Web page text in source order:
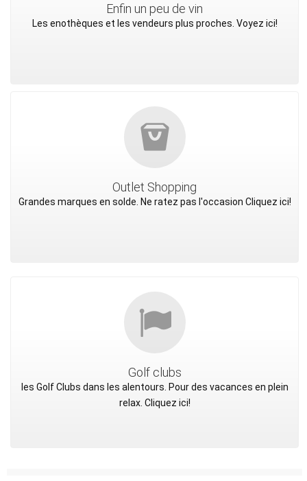
Enfin un peu de vin
Les enothèques et les vendeurs plus proches. Voyez ici!
Outlet Shopping
Grandes marques en solde. Ne ratez pas l'occasion Cliquez ici!
Golf clubs
les Golf Clubs dans les alentours. Pour des vacances en plein
relax. Cliquez ici!